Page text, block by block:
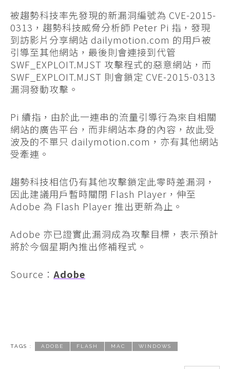
被趨勢科技率先發現的新漏洞編號為 CVE-2015-
0313，趨勢科技威脅分析師 Peter Pi 指，發現
到訪影片分享網站 dailymotion.com 的用戶被
引導至其他網站，最後則會連接到代管
SWF_EXPLOIT.MJST 攻擊程式的惡意網站，而
SWF_EXPLOIT.MJST 則會鎖定 CVE-2015-0313
漏洞發動攻擊。
Pi 續指，由於此一連串的流量引導行為來自相關
網站的廣告平台，而非網站本身的內容，故此受
波及的不單只 dailymotion.com，亦有其他網站
受牽連。
趨勢科技相信仍有其他攻擊鎖定此零時差漏洞，
因此建議用戶暫時關閉 Flash Player，伸至
Adobe 為 Flash Player 推出更新為止。
Adobe 亦已證實此漏洞成為攻擊目標，表示預計
將於今個星期內推出修補程式。
Source： Adobe
TAGS : ADOBE FLASH MAC WINDOWS